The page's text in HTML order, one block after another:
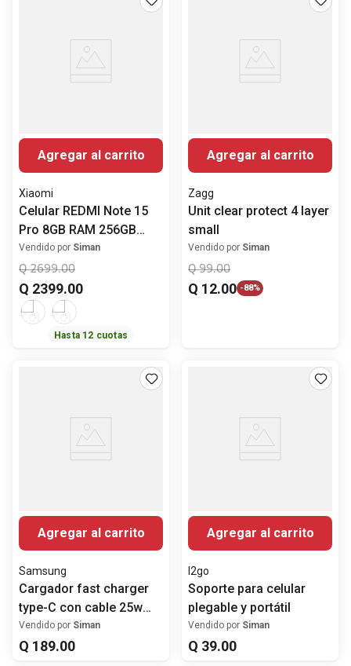
Agregar al carrito
Xiaomi
Celular REDMI Note 15
Pro 8GB RAM 256GB
ROM 6.77" (17.20 cm)
MediaTek Helio G200-
Ultra Cámara Posterior
200 MP
Vendido por Siman
Q 2699.00
Q 2399.00
Hasta 12 cuotas
Agregar al carrito
Zagg
Unit clear protect 4 layer
small
Vendido por Siman
Q 99.00
Q 12.00 -88%
Agregar al carrito
Samsung
Cargador fast charger
type-C con cable 25w
negro
Vendido por Siman
Q 189.00
Agregar al carrito
I2go
Soporte para celular
plegable y portátil
Vendido por Siman
Q 39.00